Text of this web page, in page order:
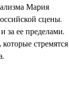
Мария
сцены.
за ее пределами.
стремятся